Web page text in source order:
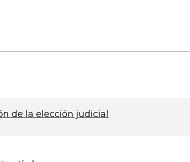
de la elección judicial